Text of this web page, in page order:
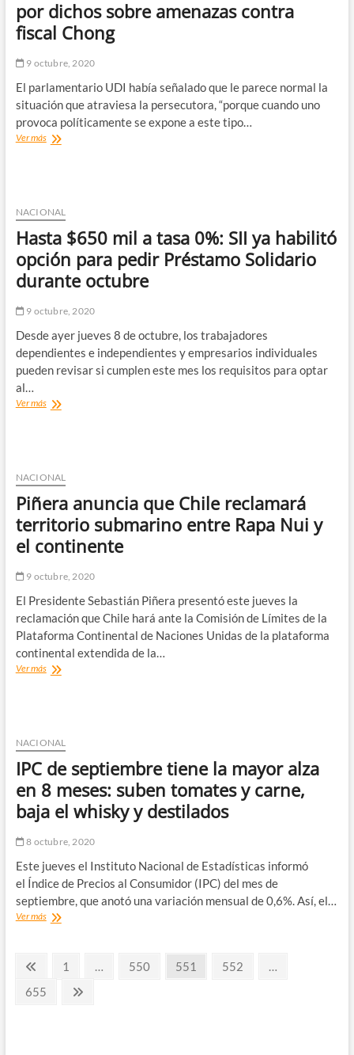
en
La
Araucanía
por dichos sobre amenazas contra
fiscal Chong
9 octubre, 2020
El parlamentario UDI había señalado que le parece normal la
situación que atraviesa la persecutora, “porque cuando uno
provoca políticamente se expone a este tipo…
Ver másSenadores
llevarán
a
Moreira
a
Comisión
de
por
sobre
amenazas
NACIONAL
Hasta $650 mil a tasa 0%: SII ya habilitó
opción para pedir Préstamo Solidario
durante octubre
9 octubre, 2020
Desde ayer jueves 8 de octubre, los trabajadores
dependientes e independientes y empresarios individuales
pueden revisar si cumplen este mes los requisitos para optar
al…
Ver másHasta
0%:
SII
ya
habilitó
opción
para
Préstamo
durante
octubre
NACIONAL
Piñera anuncia que Chile reclamará
territorio submarino entre Rapa Nui y
el continente
9 octubre, 2020
El Presidente Sebastián Piñera presentó este jueves la
reclamación que Chile hará ante la Comisión de Límites de la
Plataforma Continental de Naciones Unidas de la plataforma
continental extendida de la…
Ver másPiñera
territorio
submarino
entre
Rapa
Nui
y
continente
NACIONAL
IPC de septiembre tiene la mayor alza
en 8 meses: suben tomates y carne,
baja el whisky y destilados
8 octubre, 2020
Este jueves el Instituto Nacional de Estadísticas informó
el Índice de Precios al Consumidor (IPC) del mes de
septiembre, que anotó una variación mensual de 0,6%. Así, el…
Ver másIPC
mayor
Paginación
de
PáginaPágina
1 … Página
550 Página
551 Página
552
…
Página
655
Página